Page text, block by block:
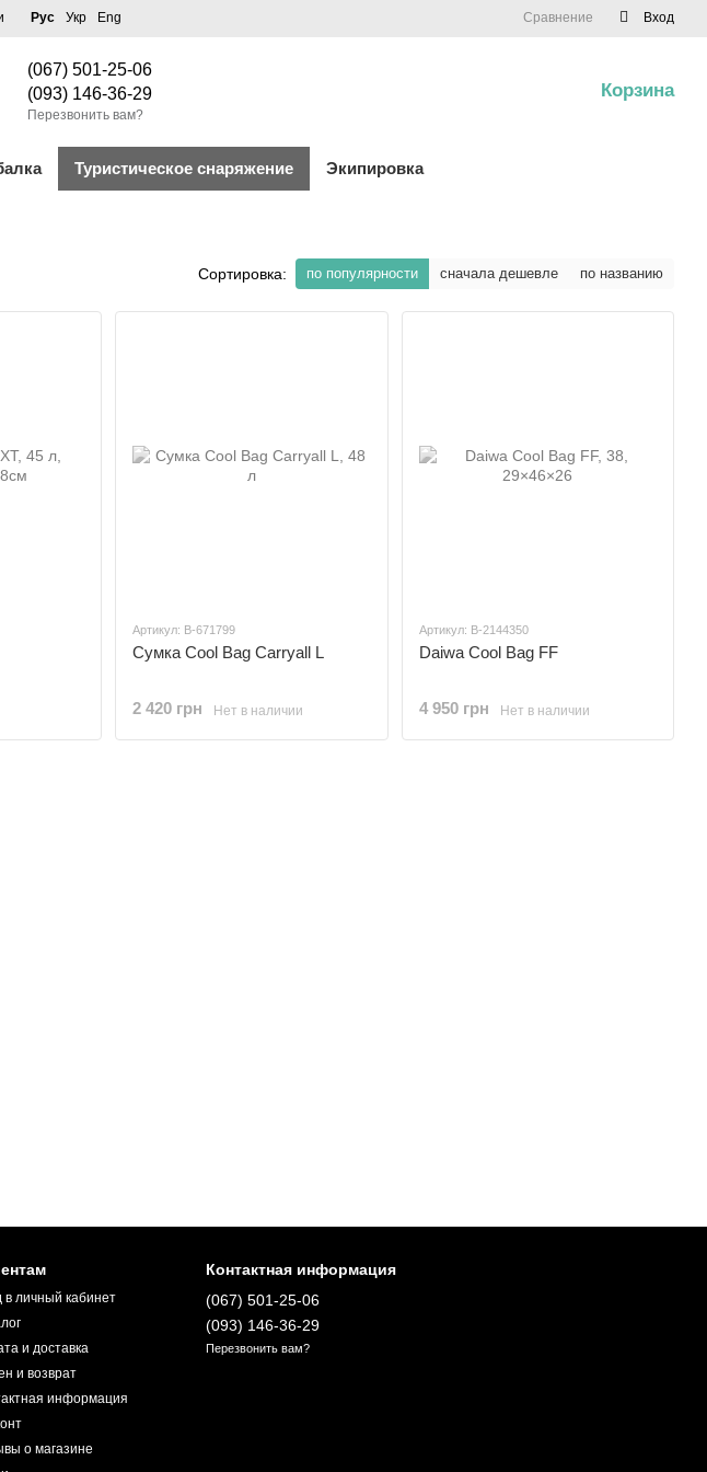
Рус Укр Eng Сравнение Вход
(067) 501-25-06
(093) 146-36-29
Перезвонить вам?
Корзина
Туристическое снаряжение Экипировка
Сортировка: по популярности сначала дешевле по названию
Артикул: B-671799
Сумка Cool Bag Carryall L
2 420 грн Нет в наличии
Артикул: B-2144350
Daiwa Cool Bag FF
4 950 грн Нет в наличии
в личный кабинет
и доставка
и возврат
информация
о магазине
Контактная информация
(067) 501-25-06
(093) 146-36-29
Перезвонить вам?